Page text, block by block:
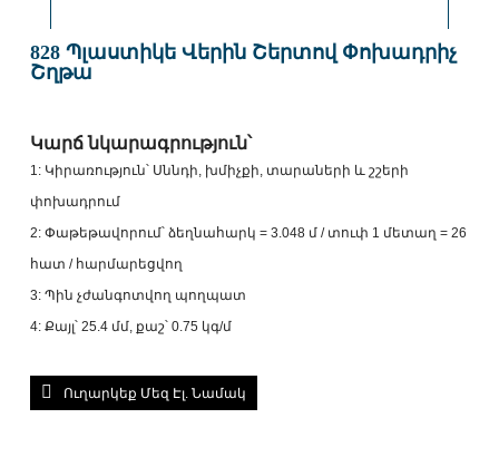
828 Պլաստիկե Վերին Շերտով Փոխադրիչ
Շղթա
Կարճ նկարագրություն՝
1: Կիրառություն՝ Սննդի, խմիչքի, տարաների և շշերի
փոխադրում
2: Փաթեթավորում՝ ձեղնահարկ = 3.048 մ / տուփ 1 մետաղ = 26
հատ / հարմարեցվող
3: Պին չժանգոտվող պողպատ
4: Քայլ՝ 25.4 մմ, քաշ՝ 0.75 կգ/մ
Ուղարկեք Մեզ Էլ. Նամակ